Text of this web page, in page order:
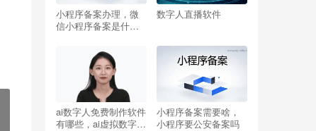
小程序备案办理，微
信小程序备案是什么
数字人直播软件
ai数字人免费制作软件
有哪些，ai虚拟数字人
小程序备案需要啥，
小程序要公安备案吗